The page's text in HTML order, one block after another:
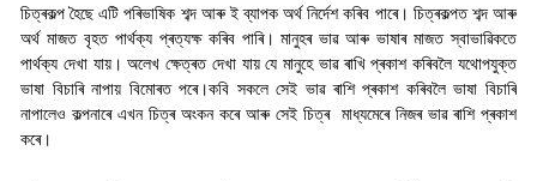
চিত্ৰকল্প হৈছে এটি পৰিভাষিক শব্দ আৰু ই ব্যাপক অৰ্থ নিৰ্দেশ কৰিব পাৰে। চিত্ৰকল্পত শব্দ আৰু
অৰ্থ মাজত বৃহত পাৰ্থক্য প্ৰত্যক্ষ কৰিব পাৰি। মানুহৰ ভাৱ আৰু ভাষাৰ মাজত স্বাভাৱিকতে
পাৰ্থক্য দেখা যায়। অলেখ ক্ষেত্ৰত দেখা যায় যে মানুহে ভাৱ ৰাখি প্ৰকাশ কৰিবলৈ যথোপযুক্ত
ভাষা বিচাৰি নাপায় বিমোৰত পৰে।কবি সকলে সেই ভাৱ ৰাশি প্ৰকাশ কৰিবলৈ ভাষা বিচাৰি
নাপালেও কল্পনাৰে এখন চিত্ৰ অংকন কৰে আৰু সেই চিত্ৰ মাধ্যমেৰে নিজৰ ভাৱ ৰাশি প্ৰকাশ
কৰে।